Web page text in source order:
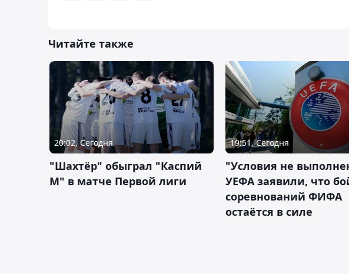
Читайте также
20:02, Сегодня
"Шахтёр" обыграл "Каспий
М" в матче Первой лиги
19:51, Сегодня
"Условия не
УЕФА заявили, что
соревнований ФИФА
остаётся в силе